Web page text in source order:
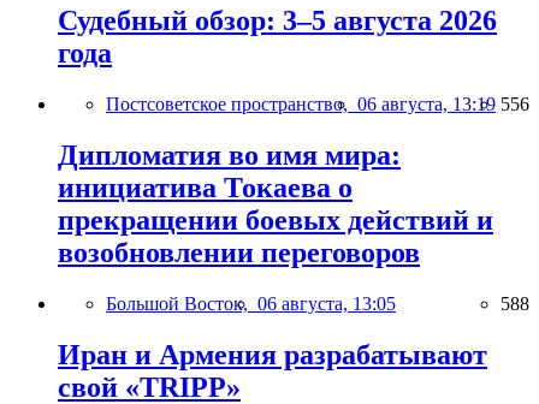
Судебный обзор: 3–5 августа 2026
года
Постсоветское пространство, 06 августа, 13:19 556
Дипломатия во имя мира:
инициатива Токаева о
прекращении боевых действий и
возобновлении переговоров
Большой Восток, 06 августа, 13:05 588
Иран и Армения разрабатывают
свой «TRIPP»